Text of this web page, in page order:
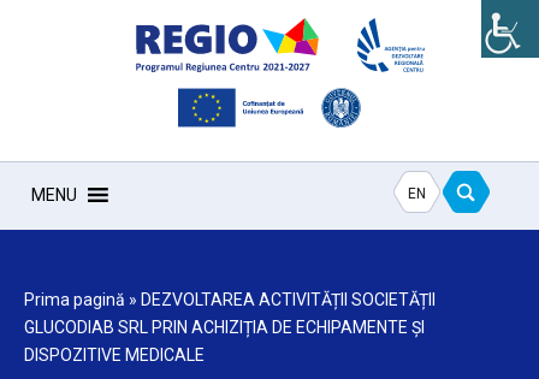
MENU EN
Prima pagină » DEZVOLTAREA ACTIVITĂȚII SOCIETĂȚII
GLUCODIAB SRL PRIN ACHIZIȚIA DE ECHIPAMENTE ȘI
DISPOZITIVE MEDICALE